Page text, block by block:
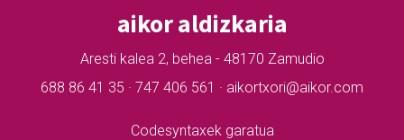
aikor aldizkaria
Aresti kalea 2, behea - 48170 Zamudio
688 86 41 35 · 747 406 561 · aikortxori@aikor.com
Codesyntaxek garatua